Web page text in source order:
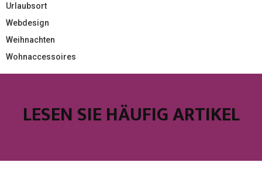
Urlaubsort
Webdesign
Weihnachten
Wohnaccessoires
LESEN SIE HÄUFIG ARTIKEL